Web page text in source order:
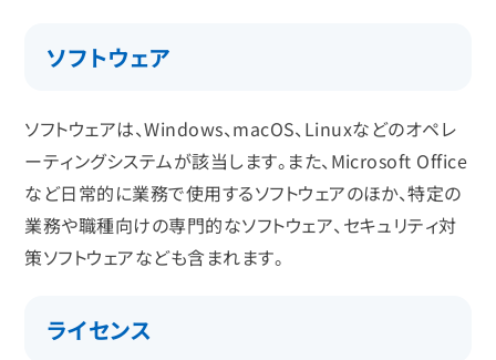
ソフトウェア
ソフトウェアは、Windows、macOS、Linuxなどのオペレ
ーティングシステムが該当します。また、Microsoft Office
など日常的に業務で使用するソフトウェアのほか、特定の
業務や職種向けの専門的なソフトウェア、セキュリティ対
策ソフトウェアなども含まれます。
ライセンス